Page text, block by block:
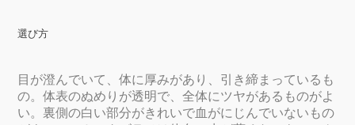
選び方
目が澄んでいて、体に厚みがあり、引き締まっているも
の。体表のぬめりが透明で、全体にツヤがあるものがよ
い。裏側の白い部分がきれいで血がにじんでいないもの